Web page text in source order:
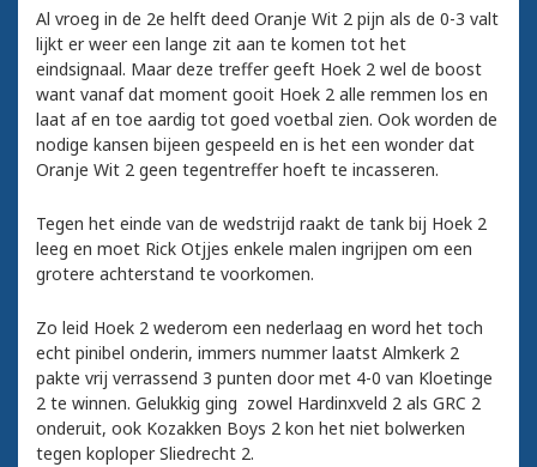
Al vroeg in de 2e helft deed Oranje Wit 2 pijn als de 0-3 valt
lijkt er weer een lange zit aan te komen tot het
eindsignaal. Maar deze treffer geeft Hoek 2 wel de boost
want vanaf dat moment gooit Hoek 2 alle remmen los en
laat af en toe aardig tot goed voetbal zien. Ook worden de
nodige kansen bijeen gespeeld en is het een wonder dat
Oranje Wit 2 geen tegentreffer hoeft te incasseren.
Tegen het einde van de wedstrijd raakt de tank bij Hoek 2
leeg en moet Rick Otjjes enkele malen ingrijpen om een
grotere achterstand te voorkomen.
Zo leid Hoek 2 wederom een nederlaag en word het toch
echt pinibel onderin, immers nummer laatst Almkerk 2
pakte vrij verrassend 3 punten door met 4-0 van Kloetinge
2 te winnen. Gelukkig ging zowel Hardinxveld 2 als GRC 2
onderuit, ook Kozakken Boys 2 kon het niet bolwerken
tegen koploper Sliedrecht 2.